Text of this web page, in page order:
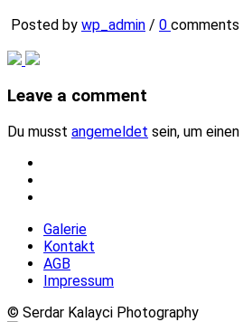
Posted by wp_admin / 0 comments
Leave a comment
Du musst angemeldet sein, um
Galerie
Kontakt
AGB
Impressum
© Serdar Kalayci Photography